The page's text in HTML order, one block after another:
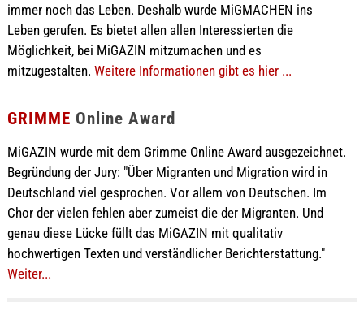
immer noch das Leben. Deshalb wurde MiGMACHEN ins
Leben gerufen. Es bietet allen allen Interessierten die
Möglichkeit, bei MiGAZIN mitzumachen und es
mitzugestalten. Weitere Informationen gibt es hier ...
GRIMME Online Award
MiGAZIN wurde mit dem Grimme Online Award ausgezeichnet.
Begründung der Jury: "Über Migranten und Migration wird in
Deutschland viel gesprochen. Vor allem von Deutschen. Im
Chor der vielen fehlen aber zumeist die der Migranten. Und
genau diese Lücke füllt das MiGAZIN mit qualitativ
hochwertigen Texten und verständlicher Berichterstattung."
Weiter...